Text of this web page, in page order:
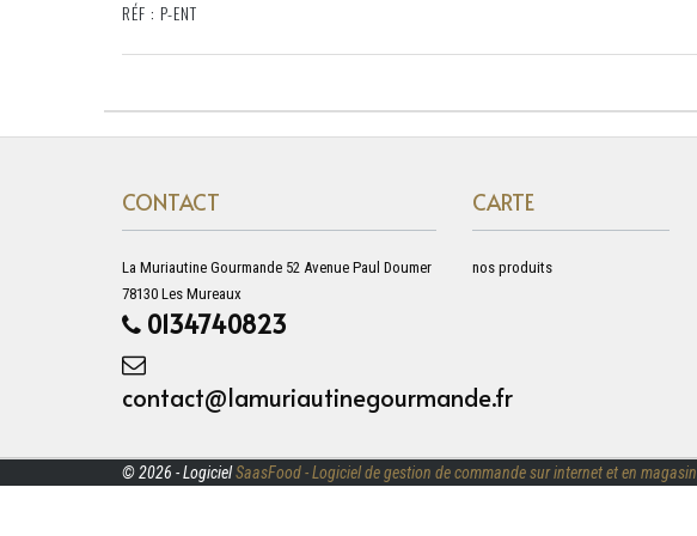
RÉF : P-ENT
CONTACT
La Muriautine Gourmande 52 Avenue Paul Doumer
78130 Les Mureaux
0134740823
contact@lamuriautinegourmande.fr
CARTE
nos produits
© 2026 - LogicielSaasFood - Logiciel de gestion de commande sur internet et en magasin